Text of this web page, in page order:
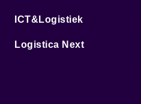
ICT&Logistiek
Logistica Next